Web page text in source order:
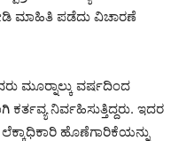
ಮಾಹಿತಿ ಪಡೆದು ವಿಚಾರಣೆ
ಮೂರ್‍ನಾಲ್ಕು ವರ್ಷದಿಂದ
ಕರ್ತವ್ಯ ನಿರ್ವಹಿಸುತ್ತಿದ್ದರು. ಇದರ
ಹೊಣೆಗಾರಿಕೆಯನ್ನು